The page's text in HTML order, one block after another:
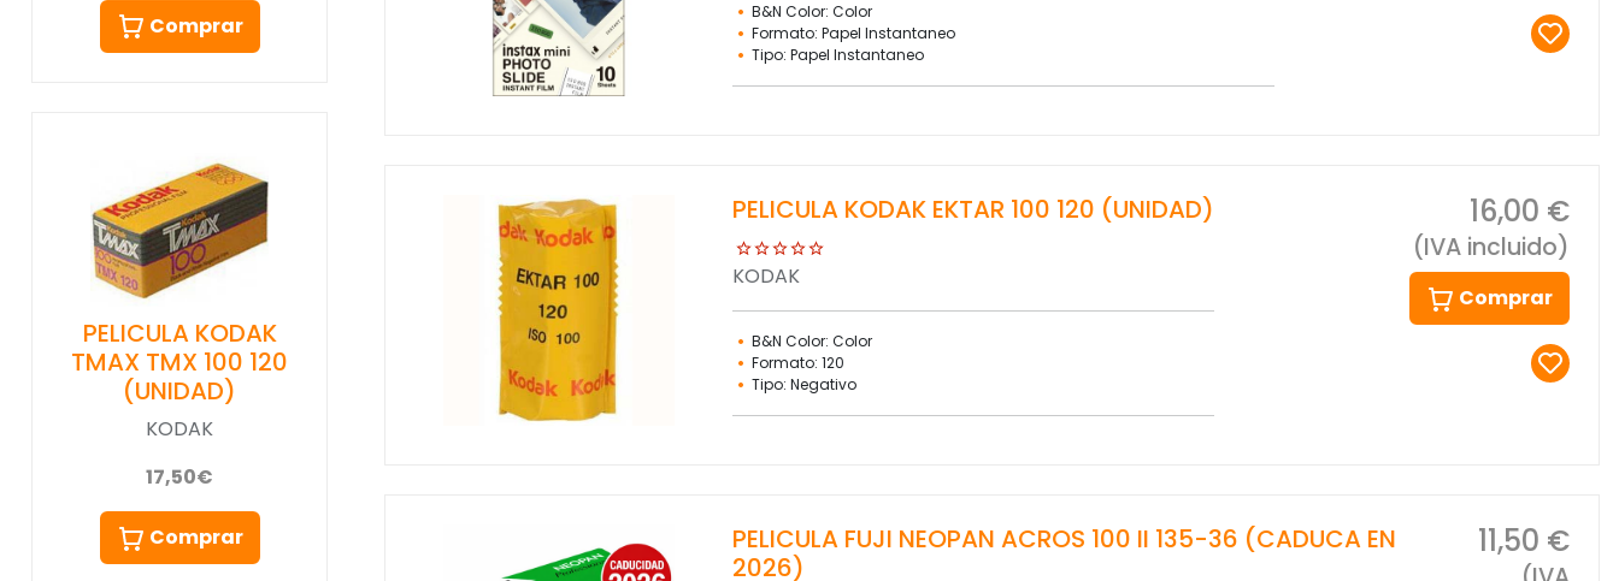
Comprar
PELICULA KODAK
TMAX TMX 100 120
(UNIDAD)
KODAK
17,50€
Comprar
B&N Color: Color
Formato: Papel Instantaneo
Tipo: Papel Instantaneo
PELICULA KODAK EKTAR 100 120 (UNIDAD)
KODAK
B&N Color: Color
Formato: 120
Tipo: Negativo
16,00 €
(IVA incluido)
Comprar
PELICULA FUJI NEOPAN ACROS 100 II 135-36 (CADUCA EN
2026)
11,50 €